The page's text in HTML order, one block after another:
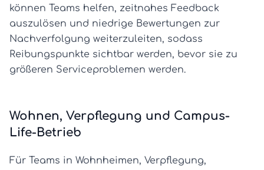
können Teams helfen, zeitnahes Feedback
auszulösen und niedrige Bewertungen zur
Nachverfolgung weiterzuleiten, sodass
Reibungspunkte sichtbar werden, bevor sie zu
größeren Serviceproblemen werden.
Wohnen, Verpflegung und Campus-
Life-Betrieb
Für Teams in Wohnheimen, Verpflegung,